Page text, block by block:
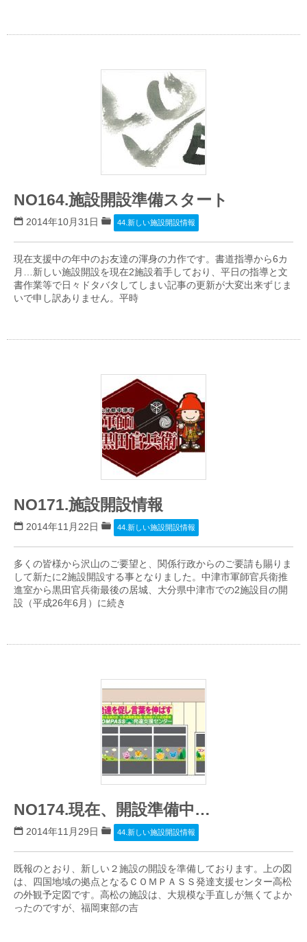
NO164.施設開設準備スタート
2014年10月31日 44.新しい施設開設情報
現在支援中の年中のお友達の渾身の力作です。書道指導から6カ
月…新しい施設開設を現在2施設着手しており、平日の指導と文
書作業等で日々ドタバタしてしまい記事の更新が大変出来ずじま
いで申し訳ありません。平時
NO171.施設開設情報
2014年11月22日 44.新しい施設開設情報
多くの皆様から沢山のご要望と、関係行政からのご要請も賜りま
して新たに2施設開設する事となりました。中津市軍師官兵衛推
進室から黒田官兵衛最後の居城、大分県中津市での2施設目の開
設（平成26年6月）に続き
NO174.現在、開設準備中…
2014年11月29日 44.新しい施設開設情報
既報のとおり、新しい２施設の開設を準備しております。上の図
は、四国地域の拠点となるＣＯＭＰＡＳＳ発達支援センター高松
の外観予定図です。高松の施設は、大規模な手直しが無くてよか
ったのですが、福岡東部の吉